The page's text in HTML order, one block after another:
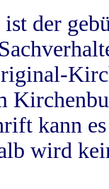
der
kann
wird